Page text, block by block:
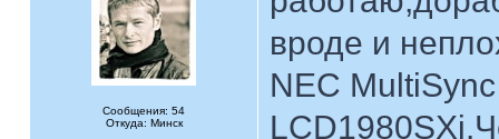
Сообщения: 54
Откуда: Минск
вроде и
NEC